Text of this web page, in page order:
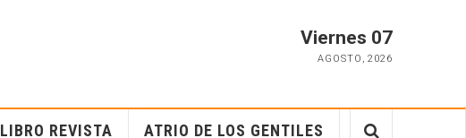
Viernes 07
AGOSTO , 2026
LIBRO REVISTA ATRIO DE LOS GENTILES